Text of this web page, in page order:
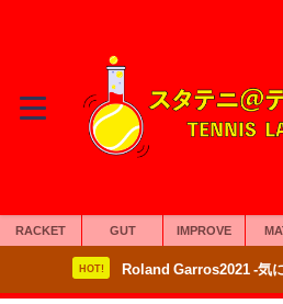
RACKET GUT IMPROVE
HOT! Roland Garros2021 -気